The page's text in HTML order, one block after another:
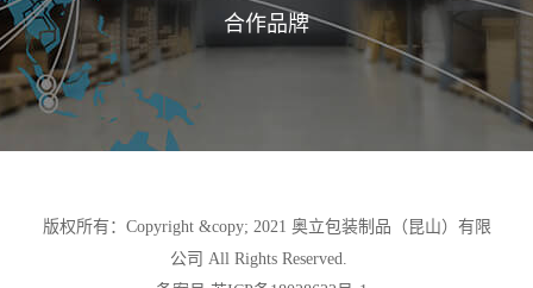
合作品牌
版权所有：Copyright &copy; 2021 奥立包装制品（昆山）有限
公司 All Rights Reserved.